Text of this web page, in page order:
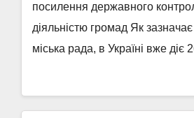
посилення державного
діяльністю громад Як
міська рада, в Україні вже